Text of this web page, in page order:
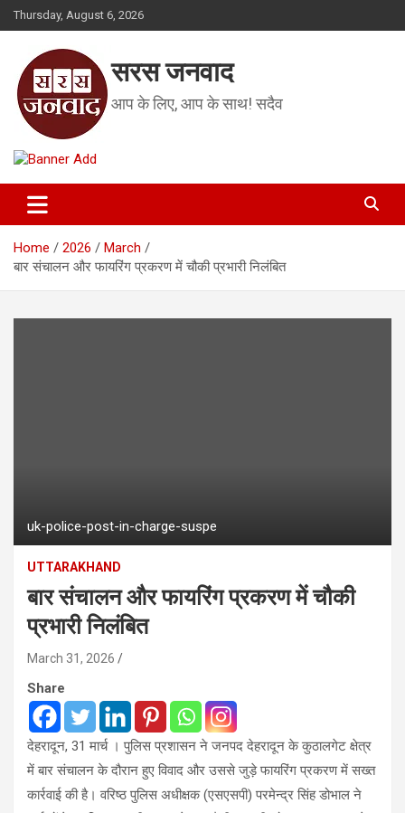
Skip
to
Thursday, August 6, 2026
सरस जनवाद
आप के लिए, आप के साथ! सदैव
Home 2026
March
बार संचालन और फायरिंग प्रकरण में चौकी प्रभारी निलंबित
uk-police-post-in-charge-suspe
UTTARAKHAND
बार संचालन और फायरिंग प्रकरण में चौकी
प्रभारी निलंबित
March 31, 2026
Share
देहरादून, 31 मार्च । पुलिस प्रशासन ने जनपद देहरादून के कुठालगेट क्षेत्र
में बार संचालन के दौरान हुए विवाद और उससे जुड़े फायरिंग प्रकरण में सख्त
कार्रवाई की है। वरिष्ठ पुलिस अधीक्षक (एसएसपी) परमेन्द्र सिंह डोभाल ने